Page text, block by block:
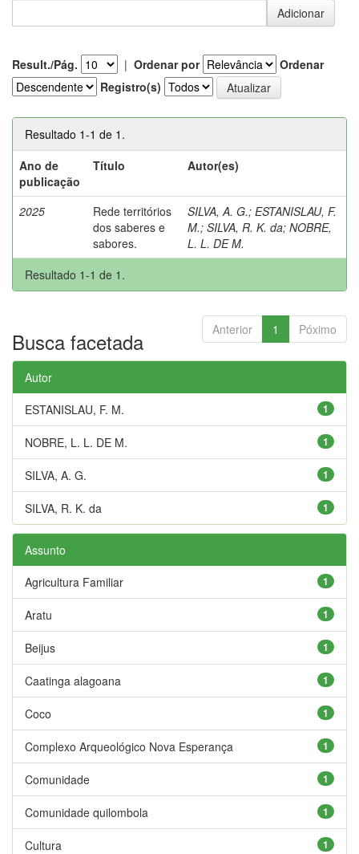
Result./Pág. | Ordenar por
Ordenar
Registro(s)
Resultado 1-1 de 1.
Ano de
publicação
Título Autor(es)
2025
Rede territórios
dos saberes e
sabores.
SILVA, A. G.; ESTANISLAU, F.
M.; SILVA, R. K. da; NOBRE,
L. L. DE M.
Resultado 1-1 de 1.
Anterior 1 Póximo
Busca facetada
Autor
1
ESTANISLAU, F. M.
1
NOBRE, L. L. DE M.
1
SILVA, A. G.
1
SILVA, R. K. da
Assunto
1
Agricultura Familiar
1
Aratu
1
Beijus
1
Caatinga alagoana
1
Coco
1
Complexo Arqueológico Nova Esperança
1
Comunidade
1
Comunidade quilombola
1
Cultura